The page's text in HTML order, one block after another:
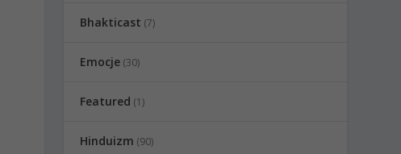
Bhakticast (7)
Emocje(30)
Featured (1)
Hinduizm (90)